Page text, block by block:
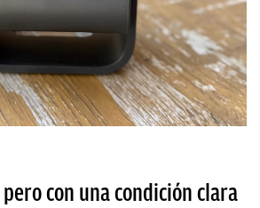
con una condición clara